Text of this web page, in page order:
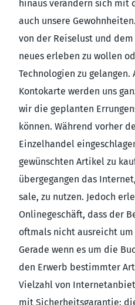
hinaus verändern sich
auch unsere
von der Reiselust und
neues erleben zu wollen
Technologien zu gelangen.
Kontokarte werden uns
wir die geplanten
können. Während vorher
Einzelhandel
gewünschten Artikel zu
übergegangen das
sale, zu nutzen. Jedoch
Onlinegeschäft, dass der
oftmals nicht ausreicht
Gerade wenn es um die
den Erwerb bestimmter
Vielzahl von
mit Sicherheitsgarantie: